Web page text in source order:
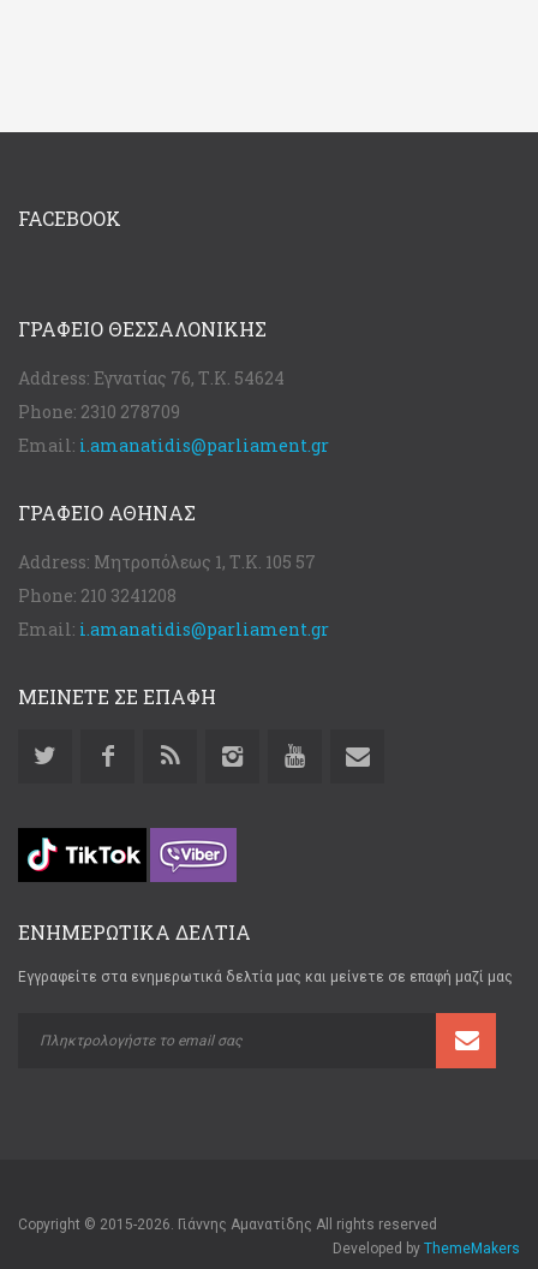
FACEBOOK
ΓΡΑΦΕΊΟ ΘΕΣΣΑΛΟΝΊΚΗΣ
Address: Εγνατίας 76, Τ.Κ. 54624
Phone: 2310 278709
Email: i.amanatidis@parliament.gr
ΓΡΑΦΕΊΟ ΑΘΉΝΑΣ
Address: Μητροπόλεως 1, Τ.Κ. 105 57
Phone: 210 3241208
Email: i.amanatidis@parliament.gr
ΜΕΙΝΕΤΕ ΣΕ ΕΠΑΦΗ
ΕΝΗΜΕΡΩΤΙΚΑ ΔΕΛΤΙΑ
Εγγραφείτε στα ενημερωτικά δελτία μας και μείνετε σε επαφή μαζί μας
Copyright © 2015-2026. Γιάννης Αμανατίδης All rights reserved
Developed by ThemeMakers